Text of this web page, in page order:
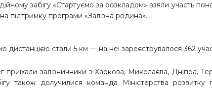
забігу «Стартуємо за розкладом» взяли участь
підтримку програми «Залізна родина».
дистанцією стали 5 км — на неї зареєструвалося 362
приїхали залізничники з Харкова, Миколаєва, Дніпра,
також долучилися команда Міністерства розвитку